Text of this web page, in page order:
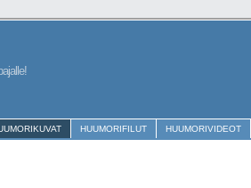
HUUMORIFILUT HUUMORIVIDEOT